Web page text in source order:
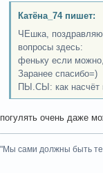
Катёна_74 пишет:
ЧЕшка, поздравляю
вопросы здесь:
феньку если
Заранее спасибо=)
ПЫ.СЫ: как насчёт
погулять очень даже
"Мы сами должны быть